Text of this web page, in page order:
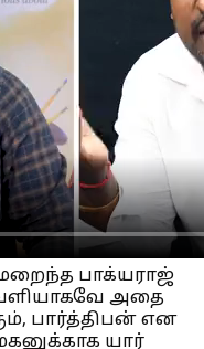
பாக்யராஜ்
அதை
பார்த்திபன் என
யார்